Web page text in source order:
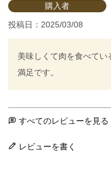
購入者
投稿日 2025/03/08
美味しくて肉を食べて
満足です。
すべてのレビューを見る
レビューを書く